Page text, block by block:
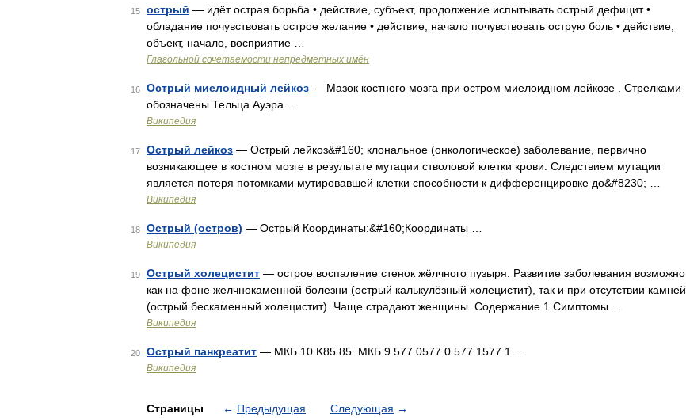
15 острый — идёт острая борьба • действие, субъект, продолжение испытывать острый дефицит •
обладание почувствовать острое желание • действие, начало почувствовать острую боль • действие,
объект, начало, восприятие …
Глагольной сочетаемости непредметных имён
16 Острый миелоидный лейкоз — Мазок костного мозга при остром миелоидном лейкозе . Стрелками
обозначены Тельца Ауэра …
Википедия
17 Острый лейкоз — Острый лейкоз&#160; клональное (онкологическое) заболевание, первично
возникающее в костном мозге в результате мутации стволовой клетки крови. Следствием мутации
является потеря потомками мутировавшей клетки способности к дифференцировке до&#8230; …
Википедия
18 Острый (остров) — Острый Координаты:&#160;Координаты …
Википедия
19 Острый холецистит — острое воспаление стенок жёлчного пузыря. Развитие заболевания возможно
как на фоне желчнокаменной болезни (острый калькулёзный холецистит), так и при отсутствии камней
(острый бескаменный холецистит). Чаще страдают женщины. Содержание 1 Симптомы …
Википедия
20 Острый панкреатит — МКБ 10 K85.85. МКБ 9 577.0577.0 577.1577.1 …
Википедия
Страницы ← Предыдущая Следующая →